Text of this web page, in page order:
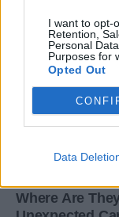
I want to opt-
Retention,
Personal
Purposes for
Opted Out
Data